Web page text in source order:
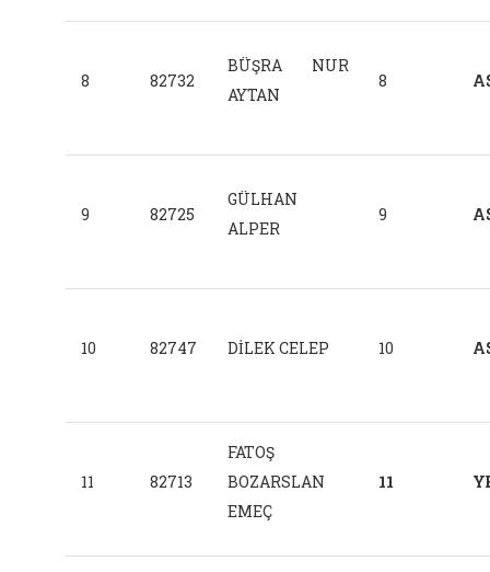
8 82732
BÜŞRA NUR
AYTAN
8
9 82725
GÜLHAN
ALPER
9
10 82747 DİLEK CELEP 10
11 82713
FATOŞ
BOZARSLAN
EMEÇ
11